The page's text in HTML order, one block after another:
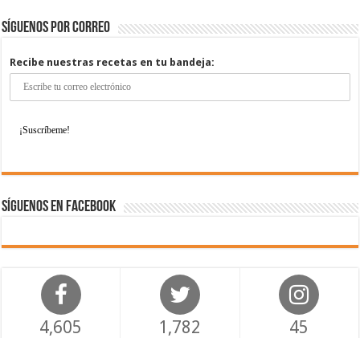
Síguenos por correo
Recibe nuestras recetas en tu bandeja:
Síguenos en Facebook
4,605 1,782 45